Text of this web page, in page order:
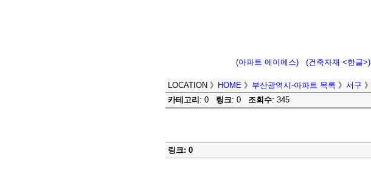
(아파트 에이에스) (건축자재 <한글>)
LOCATION 》 HOME 》 부산광역시-아파트 목록 》 서구 》
카테고리 : 0 링크: 0 조회수: 345
링크: 0